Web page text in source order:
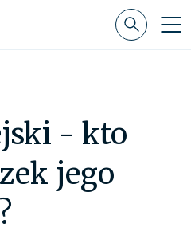
- kto
jego